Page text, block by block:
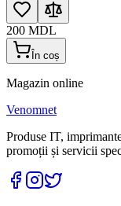
200 MDL
În coș
Magazin online
Venomnet
Produse IT,
promoții și servicii